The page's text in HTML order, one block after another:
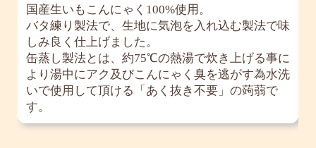
国産生いもこんにゃく100%使用。
バタ練り製法で、生地に気泡を入れ込む製法で味
しみ良く仕上げました。
缶蒸し製法とは、約75℃の熱湯で炊き上げる事に
より湯中にアク及びこんにゃく臭を逃がす為水洗
いで使用して頂ける「あく抜き不要」の蒟蒻で
す。